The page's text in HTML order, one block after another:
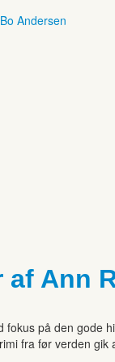
Andersen
af Ann
fokus på den
fra før verden